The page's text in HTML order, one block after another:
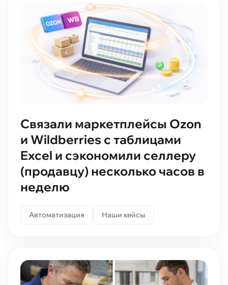
Связали маркетплейсы Ozon
и Wildberries с таблицами
Excel и сэкономили селлеру
(продавцу) несколько часов в
неделю
Автоматизация Наши кейсы